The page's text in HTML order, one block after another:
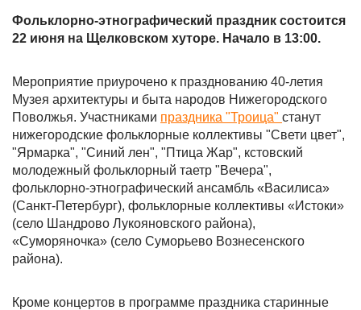
Фольклорно-этнографический праздник состоится
22 июня на Щелковском хуторе. Начало в 13:00.
Мероприятие приурочено к празднованию 40-летия
Музея архитектуры и быта народов Нижегородского
Поволжья. Участниками праздника "Троица" станут
нижегородские фольклорные коллективы "Свети цвет",
"Ярмарка", "Синий лен", "Птица Жар", кстовский
молодежный фольклорный таетр "Вечера",
фольклорно-этнографический ансамбль «Василиса»
(Санкт-Петербург), фольклорные коллективы «Истоки»
(село Шандрово Лукояновского района),
«Суморяночка» (село Суморьево Вознесенского
района).
Кроме концертов в программе праздника старинные